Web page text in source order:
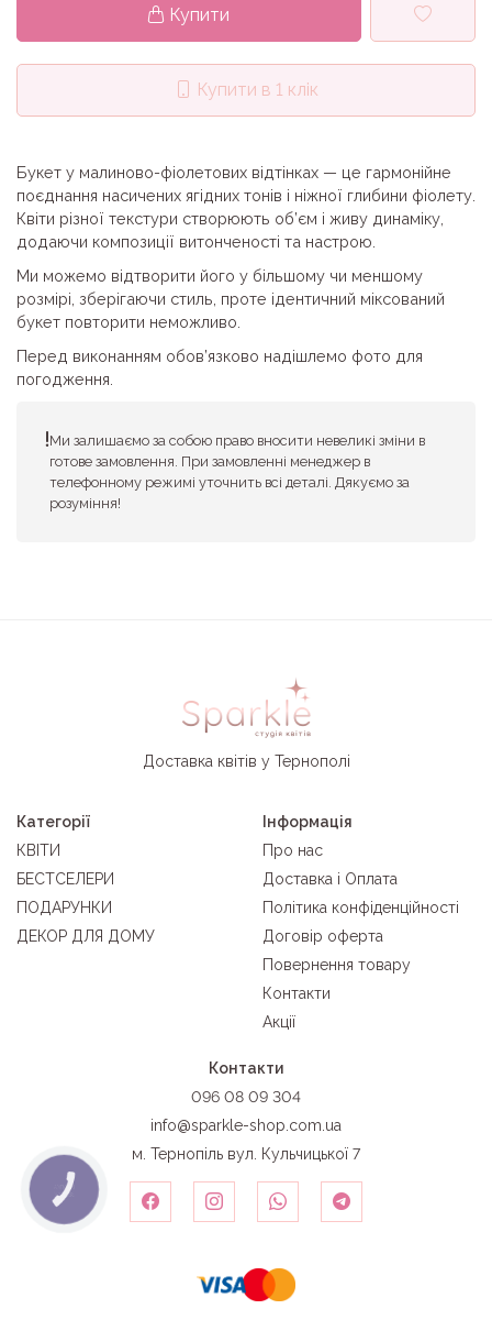
Букет у малиново-фіолетових відтінках — це гармонійне
поєднання насичених ягідних тонів і ніжної глибини фіолету.
Квіти різної текстури створюють об’єм і живу динаміку,
додаючи композиції витонченості та настрою.
Ми можемо відтворити його у більшому чи меншому
розмірі, зберігаючи стиль, проте ідентичний міксований
букет повторити неможливо.
Перед виконанням обов’язково надішлемо фото для
погодження.
Купити
Купити в 1 клік
Ми залишаємо за собою право вносити невеликі зміни в
готове замовлення. При замовленні менеджер в
телефонному режимі уточнить всі деталі. Дякуємо за
розуміння!
Доставка квітів у Тернополі
Категорії
КВІТИ
БЕСТСЕЛЕРИ
ПОДАРУНКИ
ДЕКОР ДЛЯ ДОМУ
Інформація
Про нас
Доставка і Оплата
Політика конфіденційності
Договір оферта
Повернення товару
Контакти
Акції
Контакти
096 08 09 304
info@sparkle-shop.com.ua
м. Тернопіль вул. Кульчицької 7
КНОПКА
ЗВ'ЯЗКУ